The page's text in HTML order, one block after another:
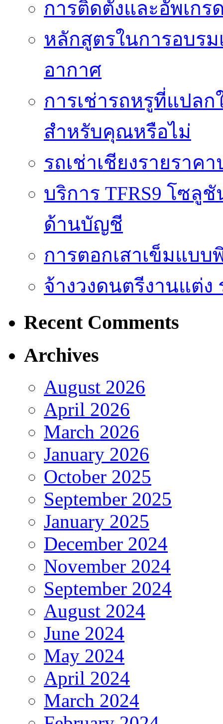
การติดตั้งและอัพเกรด
หลักสูตรในการอบร
อากาศ
การเช่ารถหรูที่แปลก
สำหรับคุณหรือไม่
รถเช่าเชียงรายราค
บริการ TFRS9 โซลู
ด้านบัญชี
การตอกเสาเข็มแบบ
จ้างวงดนตรีงานแต่ง
Recent Comments
Archives
August 2026
April 2026
March 2026
January 2026
October 2025
September 2025
January 2025
December 2024
November 2024
September 2024
August 2024
June 2024
May 2024
April 2024
March 2024